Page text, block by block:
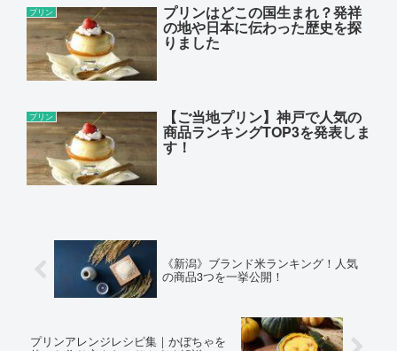
プリン プリンはどこの国生まれ？発祥
の地や日本に伝わった歴史を探
りました
プリン 【ご当地プリン】神戸で人気の
商品ランキングTOP3を発表しま
す！
《新潟》ブランド米ランキング！人気
の商品3つを一挙公開！
プリンアレンジレシピ集｜かぼちゃを